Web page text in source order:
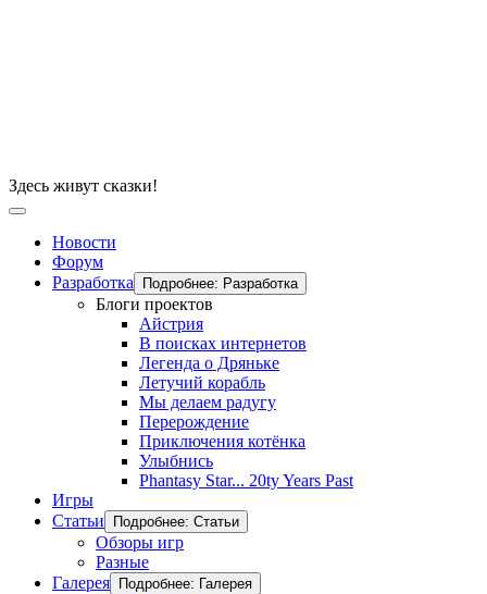
Здесь живут сказки!
Новости
Форум
Разработка
Подробнее: Разработка
Блоги проектов
Айстрия
В поисках интернетов
Легенда о Дряньке
Летучий корабль
Мы делаем радугу
Перерождение
Приключения котёнка
Улыбнись
Phantasy Star... 20ty Years Past
Игры
Статьи
Подробнее: Статьи
Обзоры игр
Разные
Галерея
Подробнее: Галерея